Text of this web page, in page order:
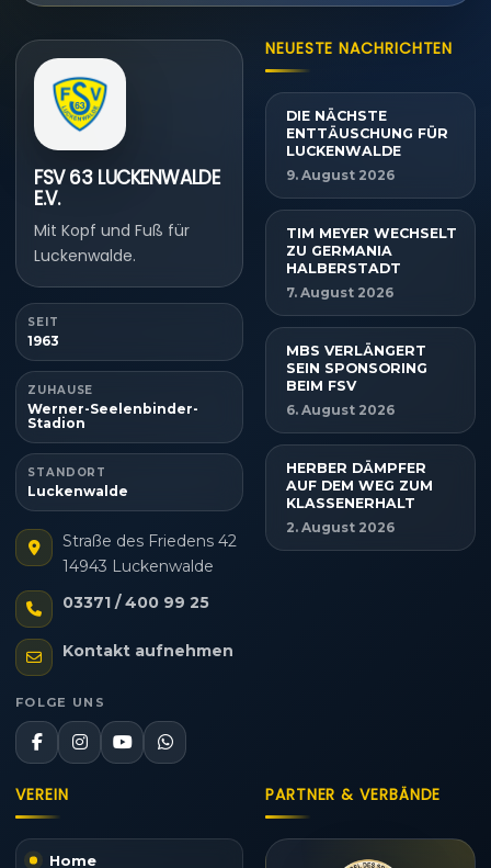
FSV 63 LUCKENWALDE
E.V.
Mit Kopf und Fuß für
Luckenwalde.
SEIT
1963
ZUHAUSE
Werner-Seelenbinder-
Stadion
STANDORT
Luckenwalde
Straße des Friedens 42
14943 Luckenwalde
03371 / 400 99 25
Kontakt aufnehmen
FOLGE UNS
NEUESTE NACHRICHTEN
DIE NÄCHSTE
ENTTÄUSCHUNG FÜR
LUCKENWALDE
9. August 2026
TIM MEYER WECHSELT
ZU GERMANIA
HALBERSTADT
7. August 2026
MBS VERLÄNGERT
SEIN SPONSORING
BEIM FSV
6. August 2026
HERBER DÄMPFER
AUF DEM WEG ZUM
KLASSENERHALT
2. August 2026
VEREIN
Home
PARTNER & VERBÄNDE